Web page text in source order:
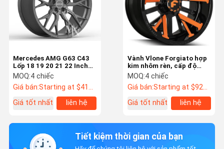
Mercedes AMG G63 C43
Lốp 18 19 20 21 22 Inch
Custom Monoblock Rims
MOQ:4 chiếc
Giá bán:Starting at $411 US Dollars ea
Giá tốt nhất
liên hệ
Vành Vlone Forgiato hợp
kim nhôm rèn, cấp độ
hàng không vũ trụ 6061-
T6
MOQ:4 chiếc
Giá bán:Starting at $926 US Dollars ea
Giá tốt nhất
liên hệ
Tiết kiệm thời gian của bạn